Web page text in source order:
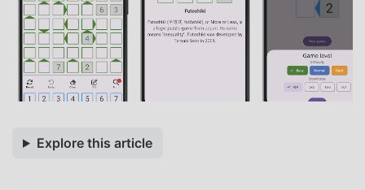
Explore this article